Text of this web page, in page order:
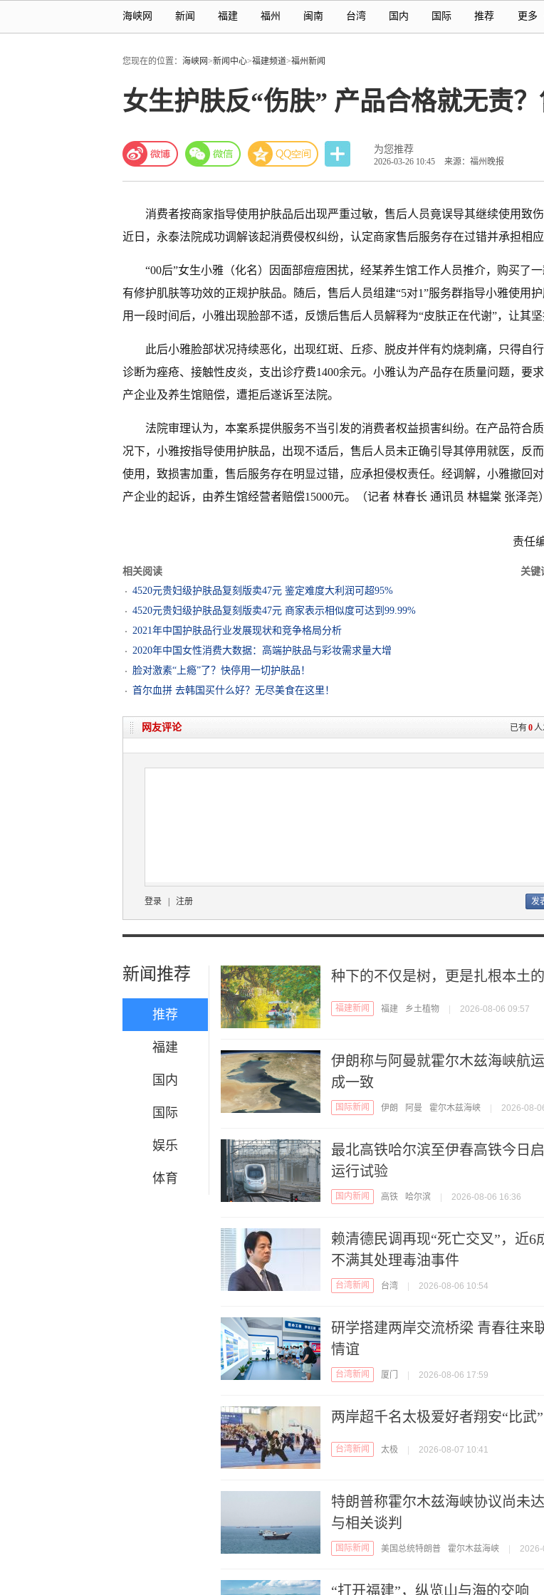
海峡网 新闻 福建 福州 闽南 台湾 国内 国际 推荐 更多
您现在的位置： 海峡网>新闻中心>福建频道>福州新闻
女生护肤反“伤肤” 产品合格就无责
为您推荐
2026-03-26 10:45 来源：福州晚报
消费者按商家指导使用护肤品后出现严重过敏，售后人员竟误导其继续使用致伤
近日，永泰法院成功调解该起消费侵权纠纷，认定商家售后服务存在过错并承担相应
“00后”女生小雅（化名）因面部痘痘困扰，经某养生馆工作人员推介，购买了
有修护肌肤等功效的正规护肤品。随后，售后人员组建“5对1”服务群指导小雅使用
用一段时间后，小雅出现脸部不适，反馈后售后人员解释为“皮肤正在代谢”，让其坚
此后小雅脸部状况持续恶化，出现红斑、丘疹、脱皮并伴有灼烧刺痛，只得自
诊断为痤疮、接触性皮炎，支出诊疗费1400余元。小雅认为产品存在质量问题，要
产企业及养生馆赔偿，遭拒后遂诉至法院。
法院审理认为，本案系提供服务不当引发的消费者权益损害纠纷。在产品符合
况下，小雅按指导使用护肤品，出现不适后，售后人员未正确引导其停用就医，反
使用，致损害加重，售后服务存在明显过错，应承担侵权责任。经调解，小雅撤回
产企业的起诉，由养生馆经营者赔偿15000元。（记者 林春长 通讯员 林韫棠 张泽尧）
责任
相关阅读 关键
4520元贵妇级护肤品复刻版卖47元 鉴定难度大利润可超95%
4520元贵妇级护肤品复刻版卖47元 商家表示相似度可达到99.99%
2021年中国护肤品行业发展现状和竞争格局分析
2020年中国女性消费大数据：高端护肤品与彩妆需求量大增
脸对激素“上瘾”了？快停用一切护肤品！
首尔血拼 去韩国买什么好？无尽美食在这里！
已有0
网友评论
登录 注册
新闻推荐
推荐
福建
国内
国际
娱乐
体育
种下的不仅是树，更是扎根本土
福建新闻 福建 乡土植物 2026-08-06 09:57
伊朗称与阿曼就霍尔木兹海峡航
成一致
国际新闻 伊朗 阿曼 霍尔木兹海峡 2026-08-
最北高铁哈尔滨至伊春高铁今日
运行试验
国内新闻 高铁 哈尔滨 2026-08-06 16:36
赖清德民调再现“死亡交叉”，近6
不满其处理毒油事件
台湾新闻 台湾 2026-08-06 10:54
研学搭建两岸交流桥梁 青春往来
情谊
台湾新闻 厦门 2026-08-06 17:59
两岸超千名太极爱好者翔安“比武”
台湾新闻 太极 2026-08-07 10:41
特朗普称霍尔木兹海峡协议尚未
与相关谈判
国际新闻 美国总统特朗普 霍尔木兹海峡
“打开福建”，纵览山与海的交响